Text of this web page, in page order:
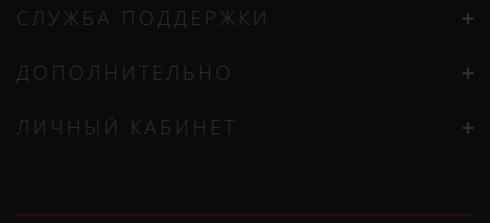
СЛУЖБА ПОДДЕРЖКИ
ДОПОЛНИТЕЛЬНО
ЛИЧНЫЙ КАБИНЕТ